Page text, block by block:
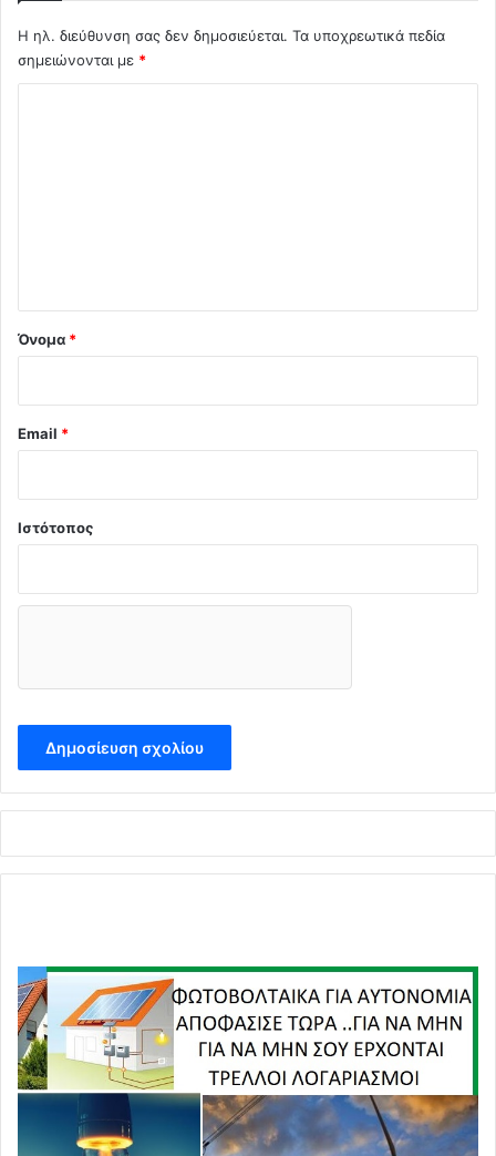
Η ηλ. διεύθυνση σας δεν δημοσιεύεται. Τα υποχρεωτικά πεδία
σημειώνονται με *
Όνομα *
Email *
Ιστότοπος